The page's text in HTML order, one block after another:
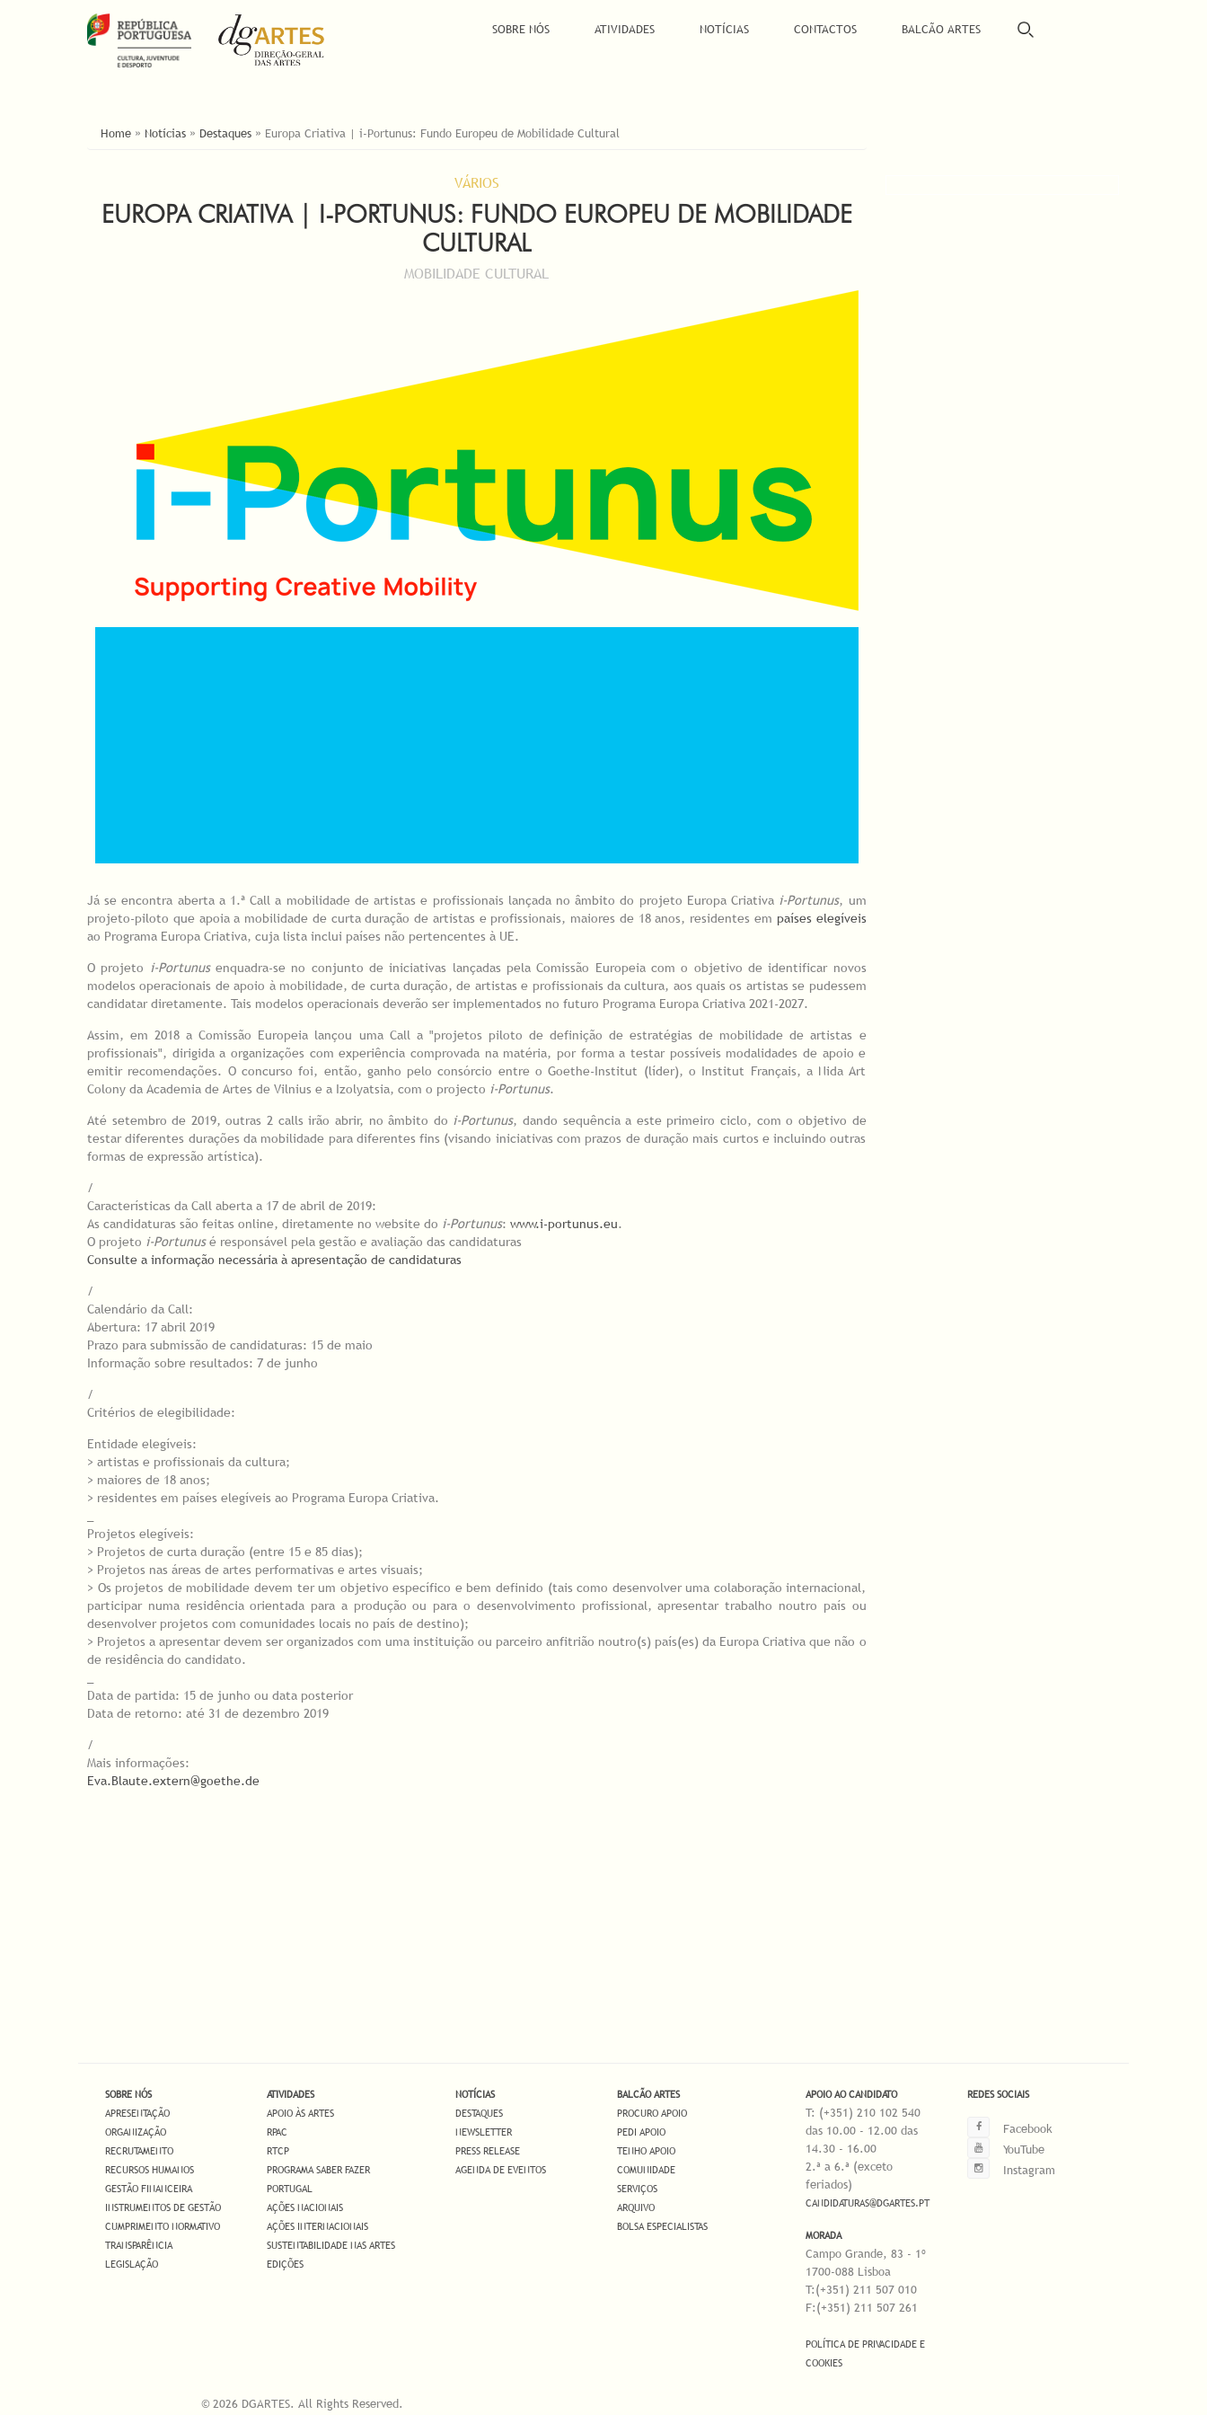
SOBRE NÓS ATIVIDADES NOTÍCIAS CONTACTOS BALCÃO ARTES
ESTÁ AQUI
Home » Notícias » Destaques » Europa Criativa | i-Portunus: Fundo Europeu de Mobilidade Cultural
VÁRIOS
EUROPA CRIATIVA | I-PORTUNUS: FUNDO EUROPEU DE MOBILIDADE
CULTURAL
MOBILIDADE CULTURAL
Já se encontra aberta a 1.ª Call a mobilidade de artistas e profissionais lançada no âmbito do projeto Europa Criativa i-Portunus, um
projeto-piloto que apoia a mobilidade de curta duração de artistas e profissionais, maiores de 18 anos, residentes em países elegíveis
ao Programa Europa Criativa, cuja lista inclui países não pertencentes à UE.
O projeto i-Portunusenquadra-se no conjunto de iniciativas lançadas pela Comissão Europeia com o objetivo de identificar novos
modelos operacionais de apoio à mobilidade, de curta duração, de artistas e profissionais da cultura, aos quais os artistas se pudessem
candidatar diretamente. Tais modelos operacionais deverão ser implementados no futuro Programa Europa Criativa 2021-2027.
Assim, em 2018 a Comissão Europeia lançou uma Call a "projetos piloto de definição de estratégias de mobilidade de artistas e
profissionais", dirigida a organizações com experiência comprovada na matéria, por forma a testar possíveis modalidades de apoio e
emitir recomendações. O concurso foi, então, ganho pelo consórcio entre o Goethe-Institut (líder), o Institut Français, a Nida Art
Colony da Academia de Artes de Vilnius e a Izolyatsia, com o projecto i-Portunus.
Até setembro de 2019, outras 2 calls irão abrir, no âmbito do i-Portunus, dando sequência a este primeiro ciclo, com o objetivo de
testar diferentes durações da mobilidade para diferentes fins (visando iniciativas com prazos de duração mais curtos e incluindo outras
formas de expressão artística).
/
Características da Call aberta a 17 de abril de 2019:
As candidaturas são feitas online, diretamente no website do i-Portunus: www.i-portunus.eu.
O projeto i-Portunusé responsável pela gestão e avaliação das candidaturas
Consulte a informação necessária à apresentação de candidaturas
/
Calendário da Call:
Abertura: 17 abril 2019
Prazo para submissão de candidaturas: 15 de maio
Informação sobre resultados: 7 de junho
/
Critérios de elegibilidade:
Entidade elegíveis:
> artistas e profissionais da cultura;
> maiores de 18 anos;
> residentes em países elegíveis ao Programa Europa Criativa.
Projetos elegíveis:
> Projetos de curta duração (entre 15 e 85 dias);
> Projetos nas áreas de artes performativas e artes visuais;
> Os projetos de mobilidade devem ter um objetivo específico e bem definido (tais como desenvolver uma colaboração internacional,
participar numa residência orientada para a produção ou para o desenvolvimento profissional, apresentar trabalho noutro país ou
desenvolver projetos com comunidades locais no país de destino);
> Projetos a apresentar devem ser organizados com uma instituição ou parceiro anfitrião noutro(s) país(es) da Europa Criativa que não o
de residência do candidato.
Data de partida: 15 de junho ou data posterior
Data de retorno: até 31 de dezembro 2019
/
Mais informações:
Eva.Blaute.extern@goethe.de
SOBRE NÓS
APRESENTAÇÃO
ORGANIZAÇÃO
RECRUTAMENTO
RECURSOS HUMANOS
GESTÃO FINANCEIRA
INSTRUMENTOS DE GESTÃO
CUMPRIMENTO NORMATIVO
TRANSPARÊNCIA
LEGISLAÇÃO
ATIVIDADES
APOIO ÀS ARTES
RPAC
RTCP
PROGRAMA SABER FAZER
PORTUGAL
AÇÕES NACIONAIS
AÇÕES INTERNACIONAIS
SUSTENTABILIDADE NAS ARTES
EDIÇÕES
NOTÍCIAS
DESTAQUES
NEWSLETTER
PRESS RELEASE
AGENDA DE EVENTOS
BALCÃO ARTES
PROCURO APOIO
PEDI APOIO
TENHO APOIO
COMUNIDADE
SERVIÇOS
ARQUIVO
BOLSA ESPECIALISTAS
APOIO AO CANDIDATO
T: (+351) 210 102 540
das 10.00 - 12.00 das
14.30 - 16.00
2.ª a 6.ª (exceto
feriados)
CANDIDATURAS@DGARTES.PT
MORADA
Campo Grande, 83 - 1º
1700-088 Lisboa
T:(+351) 211 507 010
F:(+351) 211 507 261
POLÍTICA DE PRIVACIDADE E
COOKIES
REDES SOCIAIS
Facebook
YouTube
Instagram
© 2026 DGARTES. All Rights Reserved.